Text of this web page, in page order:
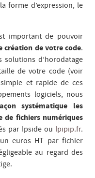
forme d’expression, le
important de pouvoir
création de votre code.
solutions d’horodatage
de votre code (voir
et rapide de ces
logiciels, nous
systématique les
de fichiers numériques
par Ipside ou Ipipip.fr.
euros HT par fichier
au regard des